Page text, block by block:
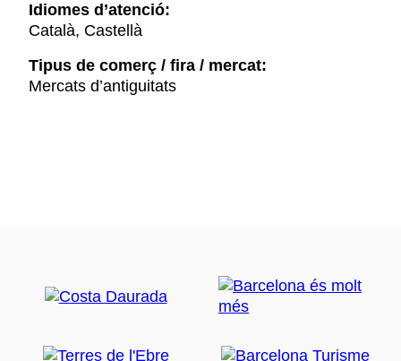
Idiomes d’atenció:
Català, Castellà
Tipus de comerç / fira / mercat:
Mercats d’antiguitats